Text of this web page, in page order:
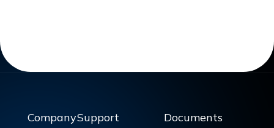
CompanySupport Documents